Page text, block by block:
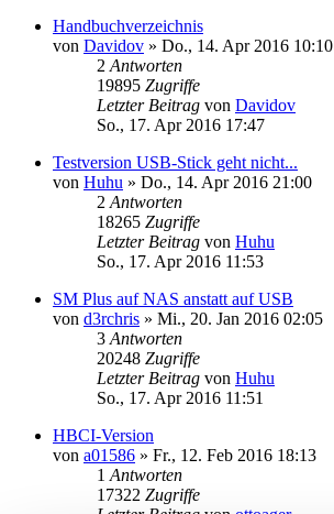
Handbuchverzeichnis
von Davidov » Do., 14. Apr 2016 10:10
2 Antworten
19895 Zugriffe
Letzter Beitrag von Davidov
So., 17. Apr 2016 17:47
Testversion USB-Stick geht nicht...
von Huhu » Do., 14. Apr 2016 21:00
2 Antworten
18265 Zugriffe
Letzter Beitrag von Huhu
So., 17. Apr 2016 11:53
SM Plus auf NAS anstatt auf USB
von d3rchris » Mi., 20. Jan 2016 02:05
3 Antworten
20248 Zugriffe
Letzter Beitrag von Huhu
So., 17. Apr 2016 11:51
HBCI-Version
von a01586 » Fr., 12. Feb 2016 18:13
1 Antworten
17322 Zugriffe